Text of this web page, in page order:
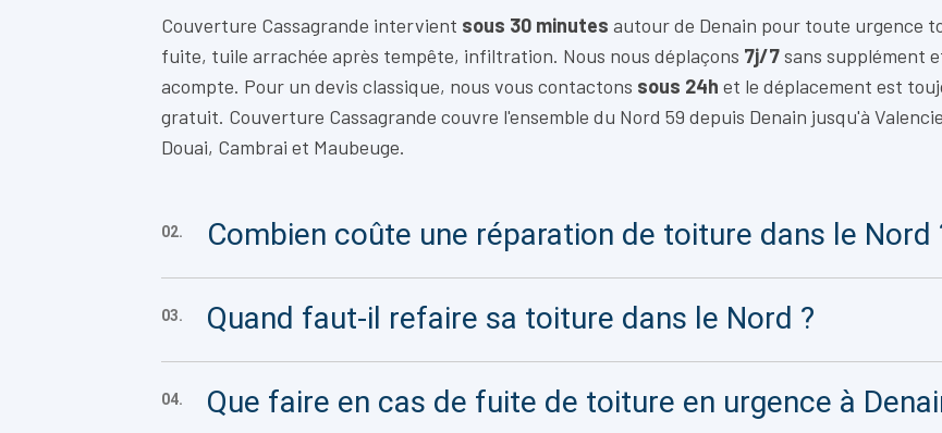
Couverture Cassagrande intervient sous 30 minutes autour de Denain pour toute urgence
fuite, tuile arrachée après tempête, infiltration. Nous nous déplaçons 7j/7sans supplément
acompte. Pour un devis classique, nous vous contactons sous 24h et le déplacement est
gratuit. Couverture Cassagrande couvre l'ensemble du Nord 59 depuis Denain jusqu'à
Douai, Cambrai et Maubeuge.
02. Combien coûte une réparation de toiture dans le Nord
03. Quand faut-il refaire sa toiture dans le Nord ?
04. Que faire en cas de fuite de toiture en urgence à